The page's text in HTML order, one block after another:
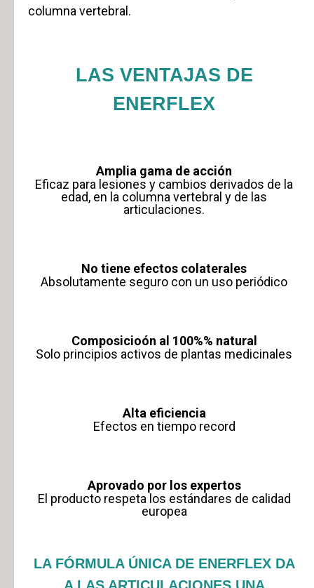
columna vertebral.
LAS VENTAJAS DE
ENERFLEX
Amplia gama de acción
Eficaz para lesiones y cambios derivados de la
edad, en la columna vertebral y de las
articulaciones.
No tiene efectos colaterales
Absolutamente seguro con un uso periódico
Composicioón al 100%% natural
Solo principios activos de plantas medicinales
Alta eficiencia
Efectos en tiempo record
Aprovado por los expertos
El producto respeta los estándares de calidad
europea
LA FÓRMULA ÚNICA DE ENERFLEX DA